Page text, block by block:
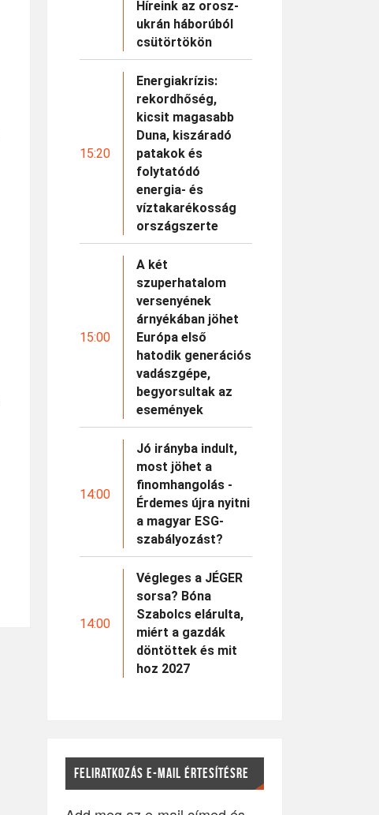
Híreink az orosz-
ukrán háborúból
csütörtökön
15:20
Energiakrízis:
rekordhőség,
kicsit magasabb
Duna, kiszáradó
patakok és
folytatódó
energia- és
víztakarékosság
országszerte
15:00
A két
szuperhatalom
versenyének
árnyékában jöhet
Európa első
hatodik generációs
vadászgépe,
begyorsultak az
események
14:00
Jó irányba indult,
most jöhet a
finomhangolás -
Érdemes újra nyitni
a magyar ESG-
szabályozást?
14:00
Végleges a JÉGER
sorsa? Bóna
Szabolcs elárulta,
miért a gazdák
döntöttek és mit
hoz 2027
FELIRATKOZÁS E-MAIL ÉRTESÍTÉSRE